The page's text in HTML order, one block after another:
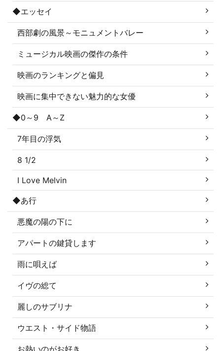
◆エッセイ
西部劇の風景～モニュメントバレー
ミュージカル映画の傑作の条件
映画のランキングと偏見
映画に集中できない魅力的な女優
◆0～9 A～Z
7年目の浮気
8 1/2
I Love Melvin
◆あ行
悪魔の陽の下に
アパートの鍵貸します
雨に唄えば
イヴの総て
麗しのサブリナ
ウエスト・サイド物語
お熱いのがお好き